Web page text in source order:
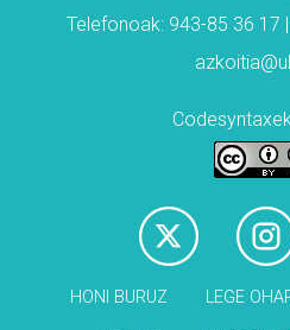
Telefonoak: 943-85 36 17
HONI BURUZ LEGE